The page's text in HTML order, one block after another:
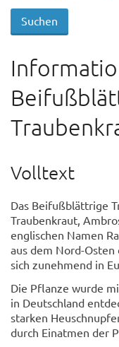
Volltext
Das Beifußblättrige
Traubenkraut,
englischen Namen
aus dem Nord-
sich zunehmend in
Die Pflanze wurde
in Deutschland
starken
durch Einatmen der